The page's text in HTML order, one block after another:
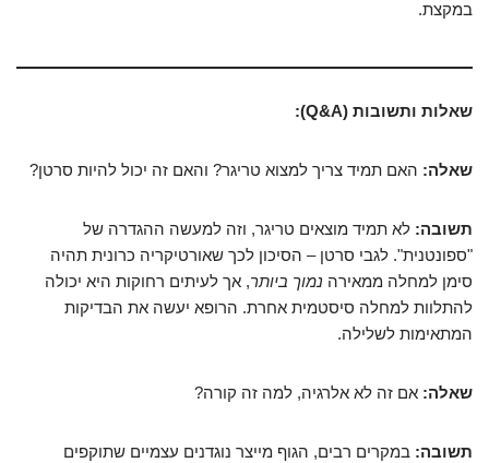
במקצת.
שאלות ותשובות (Q&A):
שאלה: האם תמיד צריך למצוא טריגר? והאם זה יכול להיות סרטן?
תשובה: לא תמיד מוצאים טריגר, וזה למעשה ההגדרה של
"ספונטנית". לגבי סרטן – הסיכון לכך שאורטיקריה כרונית תהיה
סימן למחלה ממאירה נמוך ביותר, אך לעיתים רחוקות היא יכולה
להתלוות למחלה סיסטמית אחרת. הרופא יעשה את הבדיקות
המתאימות לשלילה.
שאלה: אם זה לא אלרגיה, למה זה קורה?
תשובה: במקרים רבים, הגוף מייצר נוגדנים עצמיים שתוקפים